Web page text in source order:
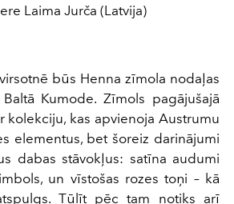
Laima Jurča (Latvija)
virsotnē būs Henna zīmola nodaļas
Kumode. Zīmols pagājušajā
kolekciju, kas apvienoja Austrumu
elementus, bet šoreiz darinājumi
dabas stāvokļus: satīna audumi
un vīstošas rozes toņi – kā
Tūlīt pēc tam notiks arī